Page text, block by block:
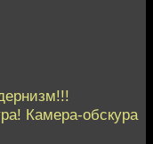
Камера-обскура